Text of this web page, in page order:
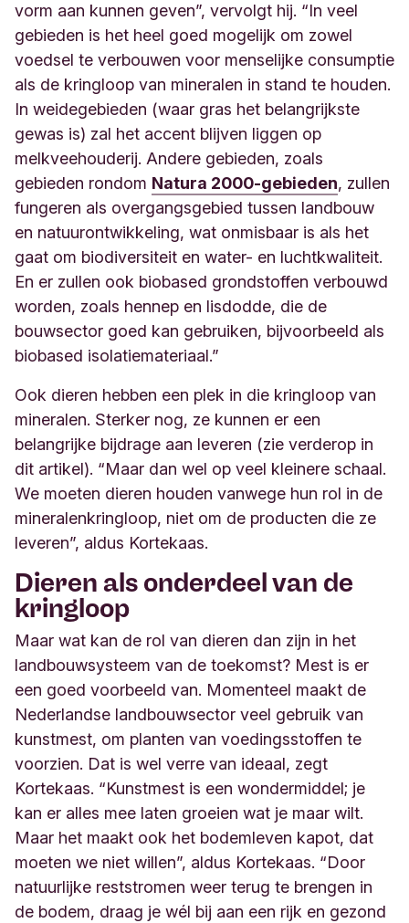
vorm aan kunnen geven”, vervolgt hij. “In veel
gebieden is het heel goed mogelijk om zowel
voedsel te verbouwen voor menselijke consumptie
als de kringloop van mineralen in stand te houden.
In weidegebieden (waar gras het belangrijkste
gewas is) zal het accent blijven liggen op
melkveehouderij. Andere gebieden, zoals
gebieden rondom Natura 2000-gebieden, zullen
fungeren als overgangsgebied tussen landbouw
en natuurontwikkeling, wat onmisbaar is als het
gaat om biodiversiteit en water- en luchtkwaliteit.
En er zullen ook biobased grondstoffen verbouwd
worden, zoals hennep en lisdodde, die de
bouwsector goed kan gebruiken, bijvoorbeeld als
biobased isolatiemateriaal.”
Ook dieren hebben een plek in die kringloop van
mineralen. Sterker nog, ze kunnen er een
belangrijke bijdrage aan leveren (zie verderop in
dit artikel). “Maar dan wel op veel kleinere schaal.
We moeten dieren houden vanwege hun rol in de
mineralenkringloop, niet om de producten die ze
leveren”, aldus Kortekaas.
Dieren als onderdeel van de
kringloop
Maar wat kan de rol van dieren dan zijn in het
landbouwsysteem van de toekomst? Mest is er
een goed voorbeeld van. Momenteel maakt de
Nederlandse landbouwsector veel gebruik van
kunstmest, om planten van voedingsstoffen te
voorzien. Dat is wel verre van ideaal, zegt
Kortekaas. “Kunstmest is een wondermiddel; je
kan er alles mee laten groeien wat je maar wilt.
Maar het maakt ook het bodemleven kapot, dat
moeten we niet willen”, aldus Kortekaas. “Door
natuurlijke reststromen weer terug te brengen in
de bodem, draag je wél bij aan een rijk en gezond